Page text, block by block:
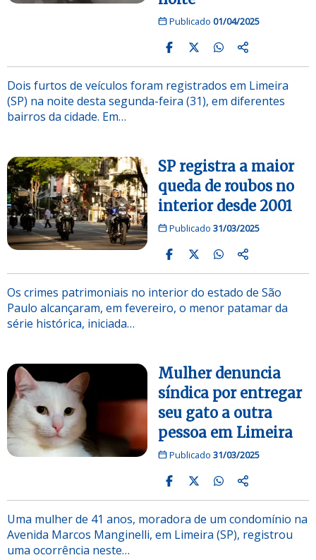
Publicado 01/04/2025
Dois furtos de veículos foram registrados em Limeira
(SP) na noite desta segunda-feira (31), em diferentes
bairros da cidade. Em…
SP registra a maior
queda de roubos no
interior desde 2001
Publicado 31/03/2025
Os crimes patrimoniais no interior do estado de São
Paulo alcançaram, em fevereiro, o menor patamar da
série histórica, iniciada…
Mulher denuncia
síndica por entregar
seu gato a outra
pessoa em Limeira
Publicado 31/03/2025
Uma mulher de 41 anos, moradora de um condomínio na
Avenida Marcos Manginelli, em Limeira (SP), registrou
uma ocorrência neste…